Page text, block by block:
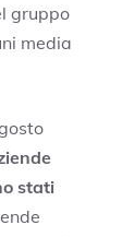
gruppo
media
stati